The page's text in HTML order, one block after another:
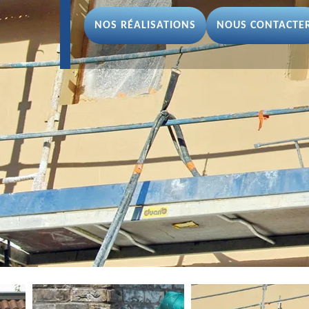
NOS RÉALISATIONS NOUS